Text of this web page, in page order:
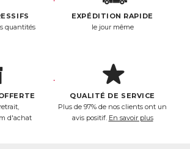
quantités
EXPÉDITION RAPIDE
le jour même
d'achat
QUALITÉ DE SERVICE
Plus de 97% de nos clients ont un
avis positif. En savoir plus